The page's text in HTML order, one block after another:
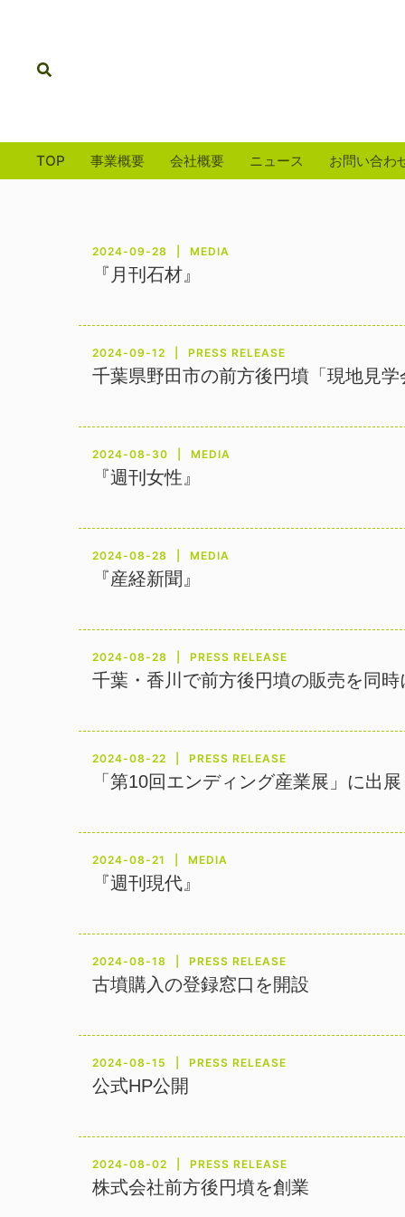
キ
検
索
TOP 事業概要 会社概要 ニュース お問い合わ
2024-09-28 MEDIA
『月刊石材』
2024-09-12 PRESS RELEASE
千葉県野田市の前方後円墳「現地見学
2024-08-30 MEDIA
『週刊女性』
2024-08-28 MEDIA
『産経新聞』
2024-08-28 PRESS RELEASE
千葉・香川で前方後円墳の販売を同時
2024-08-22 PRESS RELEASE
「第10回エンディング産業展」に出展
2024-08-21 MEDIA
『週刊現代』
2024-08-18 PRESS RELEASE
古墳購入の登録窓口を開設
2024-08-15 PRESS RELEASE
公式HP公開
2024-08-02 PRESS RELEASE
株式会社前方後円墳を創業